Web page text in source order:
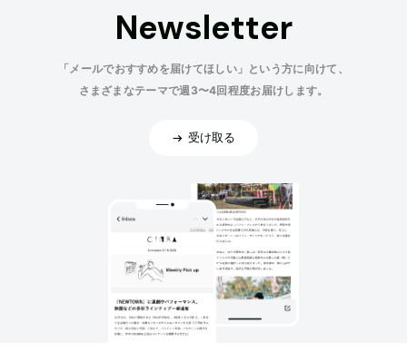
Newsletter
「メールでおすすめを届けてほしい」という方に向けて、
さまざまなテーマで週3〜4回程度お届けします。
受け取る